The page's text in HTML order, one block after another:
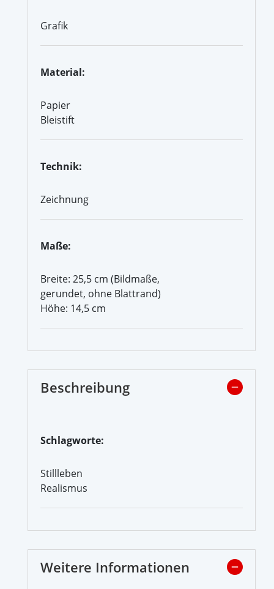
Grafik
Material:
Papier
Bleistift
Technik:
Zeichnung
Maße:
Breite: 25,5 cm (Bildmaße,
gerundet, ohne Blattrand)
Höhe: 14,5 cm
Beschreibung
Schlagworte:
Stillleben
Realismus
Weitere Informationen